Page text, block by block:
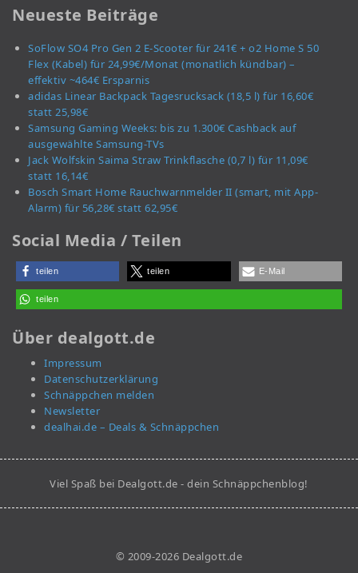
Neueste Beiträge
SoFlow SO4 Pro Gen 2 E-Scooter für 241€ + o2 Home S 50
Flex (Kabel) für 24,99€/Monat (monatlich kündbar) –
effektiv ~464€ Ersparnis
adidas Linear Backpack Tagesrucksack (18,5 l) für 16,60€
statt 25,98€
Samsung Gaming Weeks: bis zu 1.300€ Cashback auf
ausgewählte Samsung-TVs
Jack Wolfskin Saima Straw Trinkflasche (0,7 l) für 11,09€
statt 16,14€
Bosch Smart Home Rauchwarnmelder II (smart, mit App-
Alarm) für 56,28€ statt 62,95€
Social Media / Teilen
teilen teilen E-Mail
teilen
Über dealgott.de
Impressum
Datenschutzerklärung
Schnäppchen melden
Newsletter
dealhai.de – Deals & Schnäppchen
Viel Spaß bei Dealgott.de - dein Schnäppchenblog!
© 2009-2026 Dealgott.de